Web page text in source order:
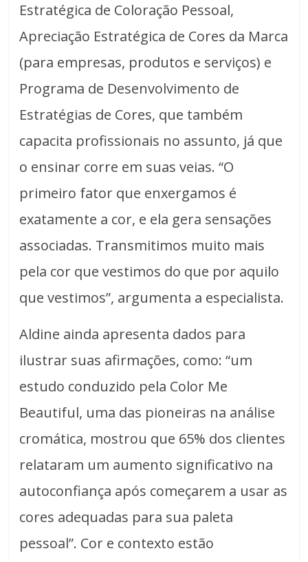
Estratégica de Coloração Pessoal,
Apreciação Estratégica de Cores da Marca
(para empresas, produtos e serviços) e
Programa de Desenvolvimento de
Estratégias de Cores, que também
capacita profissionais no assunto, já que
o ensinar corre em suas veias. “O
primeiro fator que enxergamos é
exatamente a cor, e ela gera sensações
associadas. Transmitimos muito mais
pela cor que vestimos do que por aquilo
que vestimos”, argumenta a especialista.
Aldine ainda apresenta dados para
ilustrar suas afirmações, como: “um
estudo conduzido pela Color Me
Beautiful, uma das pioneiras na análise
cromática, mostrou que 65% dos clientes
relataram um aumento significativo na
autoconfiança após começarem a usar as
cores adequadas para sua paleta
pessoal”. Cor e contexto estão